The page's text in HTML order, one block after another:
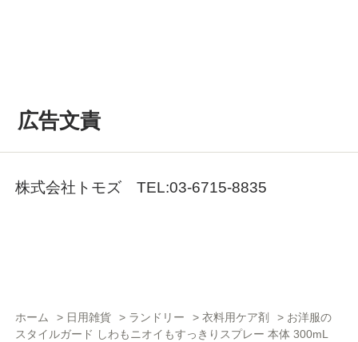
広告文責
株式会社トモズ TEL:03-6715-8835
ホーム > 日用雑貨 > ランドリー > 衣料用ケア剤 > お洋服の
スタイルガード しわもニオイもすっきりスプレー 本体 300mL